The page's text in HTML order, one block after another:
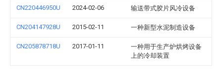
CN220446950U 2024-02-06 输送带式胶片风冷设备
CN204147928U 2015-02-11 一种新型水泥制造设备
CN205878718U 2017-01-11
一种用于生产炉烘烤设备
上的冷却装置